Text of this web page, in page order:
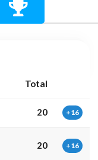
Total
20 +16
20 +16